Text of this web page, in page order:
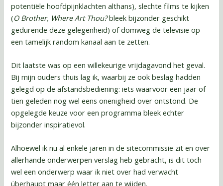
potentiële hoofdpijnklachten althans), slechte films te kijken
(O Brother, Where Art Thou?bleek bijzonder geschikt
gedurende deze gelegenheid) of domweg de televisie op
een tamelijk random kanaal aan te zetten.
Dit laatste was op een willekeurige vrijdagavond het geval.
Bij mijn ouders thuis lag ik, waarbij ze ook beslag hadden
gelegd op de afstandsbediening: iets waarvoor een jaar of
tien geleden nog wel eens onenigheid over ontstond. De
opgelegde keuze voor een programma bleek echter
bijzonder inspiratievol.
Alhoewel ik nu al enkele jaren in de sitecommissie zit en over
allerhande onderwerpen verslag heb gebracht, is dit toch
wel een onderwerp waar ik niet over had verwacht
überhaupt maar één letter aan te wijden.